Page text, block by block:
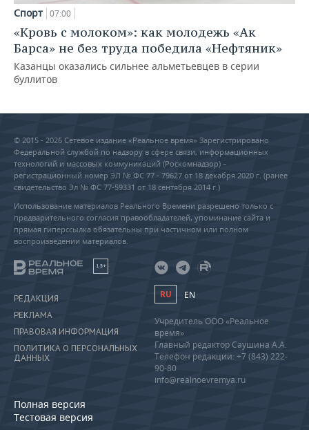
Спорт 07:00
«Кровь с молоком»: как молодежь «Ак
Барса» не без труда победила «Нефтяник»
Казанцы оказались сильнее альметьевцев в серии
буллитов
© 2015 - 2026 Сетевое издание «Реальное время» Зарегистрировано
Федеральной службой по надзору в сфере связи, информационных
технологий и массовых коммуникаций (Роскомнадзор) –
регистрационный номер ЭЛ № ФС 77 - 79627 от 18 декабря 2020 г. (ранее
свидетельство Эл № ФС 77-59331 от 18 сентября 2014 г.)
Использование материалов Реального Времени разрешено только с
предварительного согласия правообладателей, упоминание сайта и
прямая гиперссылка обязательны при частичном или полном
воспроизведении материалов.
18+
РЕДАКЦИЯ
РЕКЛАМА
ПРАВОВАЯ ИНФОРМАЦИЯ
ПОЛИТИКА О ПЕРСОНАЛЬНЫХ
ДАННЫХ
Полная версия
Тестовая версия
RU EN
Учредитель ООО «Реальное
время»
Главный редактор Саушина А.А.
Телефон редакции: +7 (843) 222-
90-80
info@realnoevremya.ru